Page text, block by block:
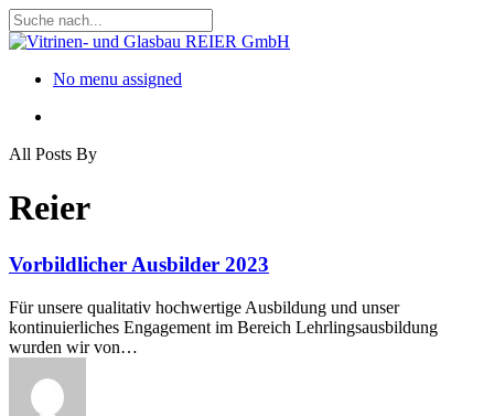
Skip
to
content
Close
Menu
No menu assigned
All Posts By
Reier
Vorbildlicher Ausbilder 2023
Für unsere qualitativ hochwertige Ausbildung und unser
kontinuierliches Engagement im Bereich Lehrlingsausbildung
wurden wir von…